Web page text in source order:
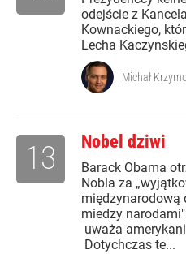
odejście z
Kownackiego,
Lecha
Michał
Nobel dziwi
Barack Obama
Nobla za
międzynarodową
miedzy
uważa
Dotychczas te...
13